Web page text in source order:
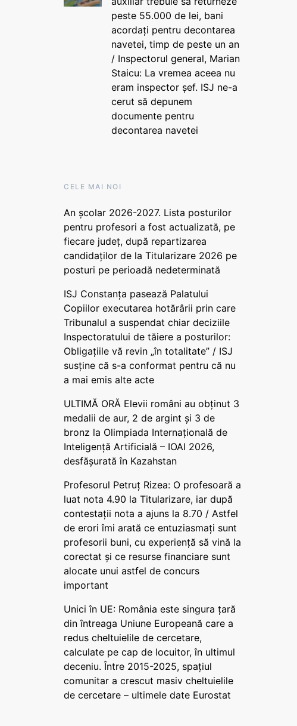
peste 55.000 de lei, bani
acordați pentru decontarea
navetei, timp de peste un an
/ Inspectorul general, Marian
Staicu: La vremea aceea nu
eram inspector șef. ISJ ne-a
cerut să depunem
documente pentru
decontarea navetei
CELE MAI NOI
An școlar 2026-2027. Lista posturilor
pentru profesori a fost actualizată, pe
fiecare județ, după repartizarea
candidaților de la Titularizare 2026 pe
posturi pe perioadă nedeterminată
ISJ Constanța pasează Palatului
Copiilor executarea hotărârii prin care
Tribunalul a suspendat chiar deciziile
Inspectoratului de tăiere a posturilor:
Obligațiile vă revin „în totalitate” / ISJ
susține că s-a conformat pentru că nu
a mai emis alte acte
ULTIMĂ ORĂ Elevii români au obținut 3
medalii de aur, 2 de argint și 3 de
bronz la Olimpiada Internațională de
Inteligență Artificială – IOAI 2026,
desfășurată în Kazahstan
Profesorul Petruț Rizea: O profesoară a
luat nota 4.90 la Titularizare, iar după
contestații nota a ajuns la 8.70 / Astfel
de erori îmi arată ce entuziasmați sunt
profesorii buni, cu experiență să vină la
corectat și ce resurse financiare sunt
alocate unui astfel de concurs
important
Unici în UE: România este singura țară
din întreaga Uniune Europeană care a
redus cheltuielile de cercetare,
calculate pe cap de locuitor, în ultimul
deceniu. Între 2015-2025, spațiul
comunitar a crescut masiv cheltuielile
de cercetare – ultimele date Eurostat